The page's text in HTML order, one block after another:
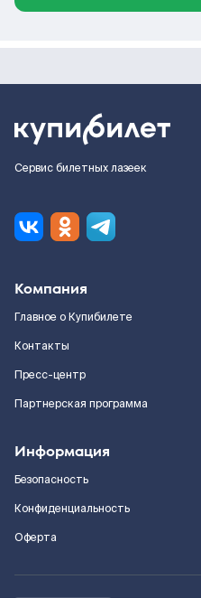
Сервис билетных лазеек
Компания
Главное о Купибилете
Контакты
Пресс-центр
Партнерская программа
Информация
Безопасность
Конфиденциальность
Оферта